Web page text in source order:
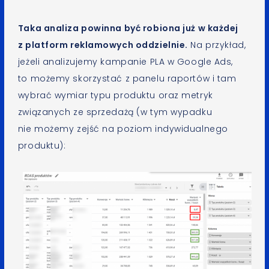
Taka analiza powinna być robiona już w każdej
z platform reklamowych oddzielnie. Na przykład,
jeżeli analizujemy kampanie PLA w Google Ads,
to możemy skorzystać z panelu raportów i tam
wybrać wymiar typu produktu oraz metryk
związanych ze sprzedażą (w tym wypadku
nie możemy zejść na poziom indywidualnego
produktu):